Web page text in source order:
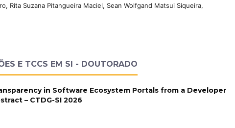
Rita Suzana Pitangueira Maciel, Sean Wolfgand Matsui Siqueira,
E TCCS EM SI - DOUTORADO
in Software Ecosystem Portals from a Developer
– CTDG-SI 2026